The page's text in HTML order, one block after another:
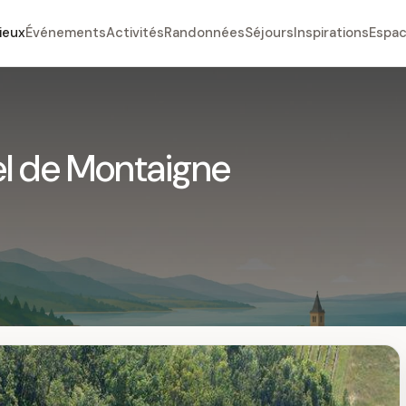
ÉvénementsActivitésRandonnéesSéjoursInspirations
de Montaigne